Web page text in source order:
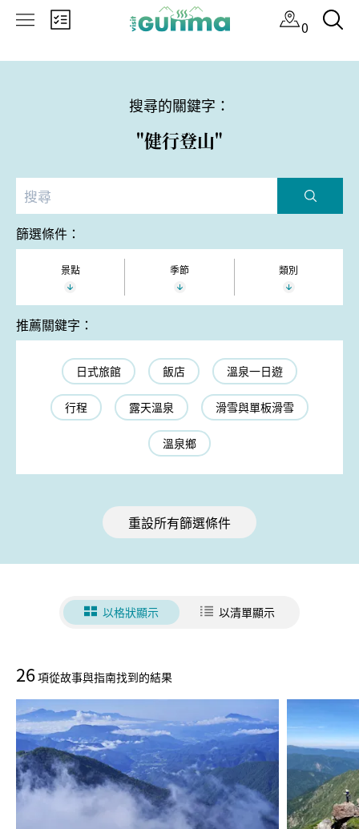
0
搜尋的關鍵字：
"健行登山"
篩選條件：
景點 季節 類別
推薦關鍵字：
日式旅館 飯店 溫泉一日遊
行程 露天溫泉 滑雪與單板滑雪
溫泉鄉
重設所有篩選條件
以格狀顯示 以清單顯示
26項從故事與指南找到的結果